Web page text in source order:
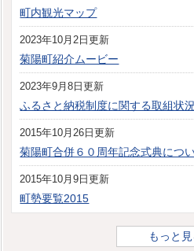
町内観光マップ
2023年10月2日更新
菊陽町紹介ムービー
2023年9月8日更新
ふるさと納税制度に関する取組状
2015年10月26日更新
菊陽町合併６０周年記念式典につ
2015年10月9日更新
町勢要覧2015
もっと